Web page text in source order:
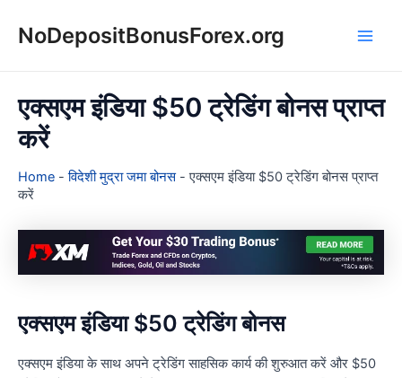
NoDepositBonusForex.org
एक्सएम इंडिया $50 ट्रेडिंग बोनस प्राप्त
करें
Home -विदेशी मुद्रा जमा बोनस-एक्सएम इंडिया $50 ट्रेडिंग बोनस प्राप्त
करें
एक्सएम इंडिया $50 ट्रेडिंग बोनस
एक्सएम इंडिया के साथ अपने ट्रेडिंग साहसिक कार्य की शुरुआत करें और $50